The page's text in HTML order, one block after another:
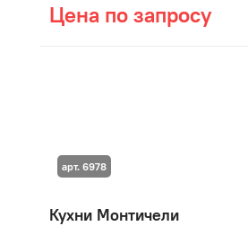
Цена по запросу
Кухни Монтичели
арт. 6978